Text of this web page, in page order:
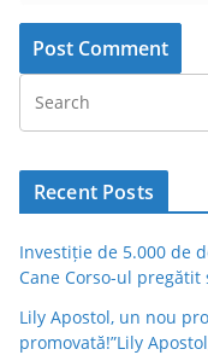
Recent Posts
Investiție de 5.000 de
Cane Corso-ul
Lily Apostol, un nou
promovată!”Lily